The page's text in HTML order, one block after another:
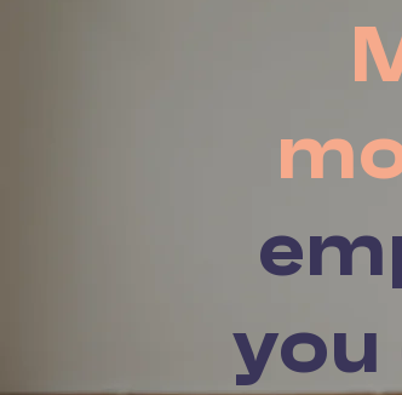
you